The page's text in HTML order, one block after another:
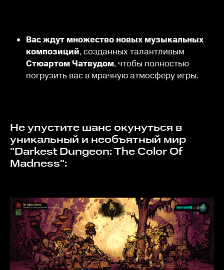
Вас ждут множество новых музыкальных
композиций, созданных талантливым
Стюартом Чатвудом, чтобы полностью
погрузить вас в мрачную атмосферу игры.
Не упустите шанс окунуться в
уникальный и необъятный мир
"Darkest Dungeon: The Color Of
Madness":